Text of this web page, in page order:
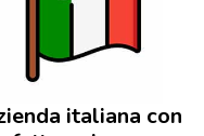
italiana con